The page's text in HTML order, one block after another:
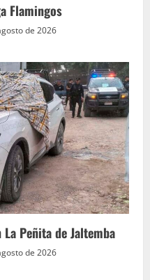
Flamingos
de 2026
Peñita de Jaltemba
de 2026